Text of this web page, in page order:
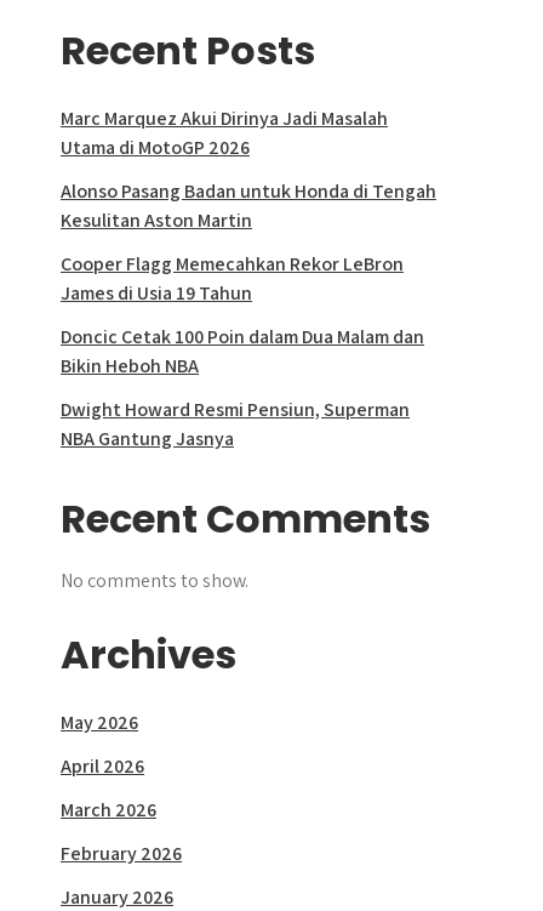
Recent Posts
Marc Marquez Akui Dirinya Jadi Masalah
Utama di MotoGP 2026
Alonso Pasang Badan untuk Honda di Tengah
Kesulitan Aston Martin
Cooper Flagg Memecahkan Rekor LeBron
James di Usia 19 Tahun
Doncic Cetak 100 Poin dalam Dua Malam dan
Bikin Heboh NBA
Dwight Howard Resmi Pensiun, Superman
NBA Gantung Jasnya
Recent Comments
No comments to show.
Archives
May 2026
April 2026
March 2026
February 2026
January 2026